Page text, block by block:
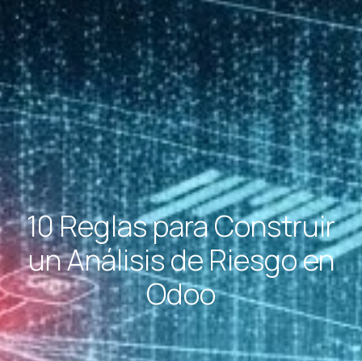
10 Reglas para Construir
un Análisis de Riesgo en
Odoo